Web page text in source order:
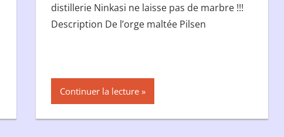
distillerie Ninkasi ne laisse pas de marbre !!!
Description De l’orge maltée Pilsen
Continuer la lecture